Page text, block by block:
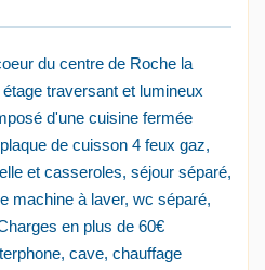
du centre de Roche la
traversant et lumineux
d'une cuisine fermée
de cuisson 4 feux gaz,
et casseroles, séjour séparé,
machine à laver, wc séparé,
en plus de 60€
cave, chauffage